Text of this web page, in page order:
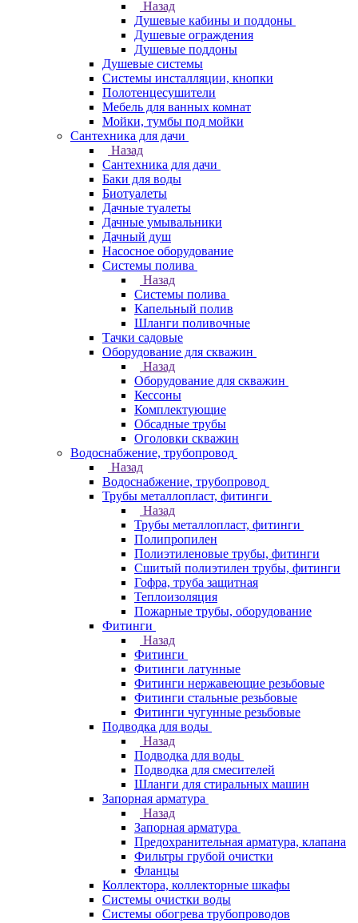
Назад
Душевые кабины и поддоны
Душевые ограждения
Душевые поддоны
Душевые системы
Системы инсталляции, кнопки
Полотенцесушители
Мебель для ванных комнат
Мойки, тумбы под мойки
Сантехника для дачи
Назад
Сантехника для дачи
Баки для воды
Биотуалеты
Дачные туалеты
Дачные умывальники
Дачный душ
Насосное оборудование
Системы полива
Назад
Системы полива
Капельный полив
Шланги поливочные
Тачки садовые
Оборудование для скважин
Назад
Оборудование для скважин
Кессоны
Комплектующие
Обсадные трубы
Оголовки скважин
Водоснабжение, трубопровод
Назад
Водоснабжение, трубопровод
Трубы металлопласт, фитинги
Назад
Трубы металлопласт, фитинги
Полипропилен
Полиэтиленовые трубы, фитинги
Сшитый полиэтилен трубы, фитинги
Гофра, труба защитная
Теплоизоляция
Пожарные трубы, оборудование
Фитинги
Назад
Фитинги
Фитинги латунные
Фитинги нержавеющие резьбовые
Фитинги стальные резьбовые
Фитинги чугунные резьбовые
Подводка для воды
Назад
Подводка для воды
Подводка для смесителей
Шланги для стиральных машин
Запорная арматура
Назад
Запорная арматура
Предохранительная арматура, клапана
Фильтры грубой очистки
Фланцы
Коллектора, коллекторные шкафы
Системы очистки воды
Системы обогрева трубопроводов